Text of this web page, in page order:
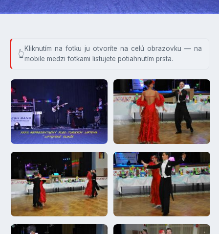
Kliknutím na fotku ju otvoríte na celú obrazovku — na
mobile medzi fotkami listujete potiahnutím prsta.